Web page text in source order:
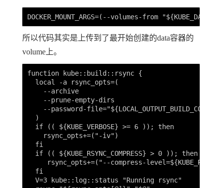
所以代码其实是上传到了最开始创建的data容器的
volume上。
function kube::build::rsync {
  local -a rsync_opts=(
    --archive
    --prune-empty-dirs
--password-
  )
  if (( ${KUBE_VERBOSE} >= 6 )); then
    rsync_opts+=("-iv")
  fi
  if (( ${KUBE_RSYNC_COMPRESS} > 0 )); then
rsync_opts+=("--compress-
  fi
  V=3 kube::log::status "Running rsync"